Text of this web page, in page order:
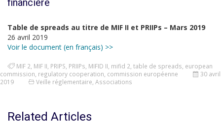
financière
Table de spreads au titre de MIF II et PRIIPs – Mars 2019
26 avril 2019
Voir le document (en français) >>
MIF 2 MIF II PRIPS PRIIPs MIFID II mifid 2 table de spreads european
commission regulatory cooperation commission européenne
30 avril
2019
Veille réglementaire Associations
Related Articles